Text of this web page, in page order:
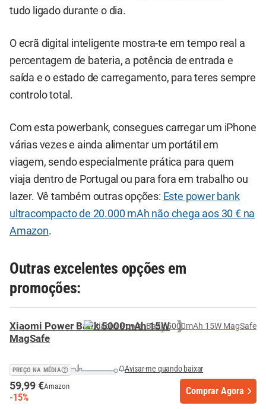
tudo ligado durante o dia.
O ecrã digital inteligente mostra-te em tempo real a
percentagem de bateria, a potência de entrada e
saída e o estado de carregamento, para teres sempre
controlo total.
Com esta powerbank, consegues carregar um iPhone
várias vezes e ainda alimentar um portátil em
viagem, sendo especialmente prática para quem
viaja dentro de Portugal ou para fora em trabalho ou
lazer. Vê também outras opções: Este power bank
ultracompacto de 20.000 mAh não chega aos 30 € na
Amazon.
Outras excelentes opções em
promoções:
Xiaomi Power Bank 5000mAh 15W
MagSafe
PREÇO NA MÉDIA Avisar-me quando baixar
59,99 €Amazon
-15%
Comprar Agora